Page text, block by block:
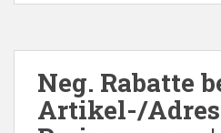
Neg. Rabatte
Artikel-/